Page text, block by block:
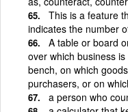
This is a feature
indicates the number
A table or board
over which business
bench, on which
purchasers, or on
a person who